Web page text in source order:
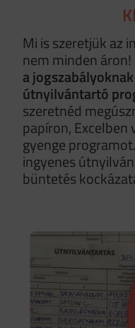
Mi is szeretjük az
nem minden áron!
a
útnyilvántartó
szeretnéd
papíron, Excelben
gyenge
ingyenes
büntetés